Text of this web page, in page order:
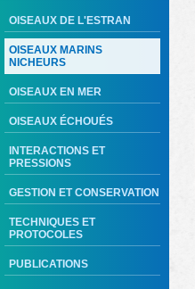
OISEAUX DE L'ESTRAN
OISEAUX MARINS
NICHEURS
OISEAUX EN MER
OISEAUX ÉCHOUÉS
INTERACTIONS ET
PRESSIONS
GESTION ET CONSERVATION
TECHNIQUES ET
PROTOCOLES
PUBLICATIONS